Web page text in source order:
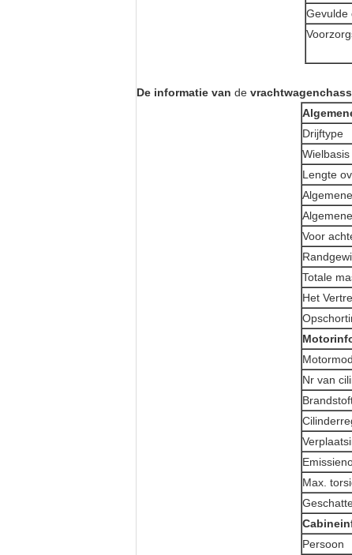
Gevulde
De informatie van de
Drijftype
Wielbasis
Lengte
Voor
Totale
Het
Nr van
Max.
Persoon